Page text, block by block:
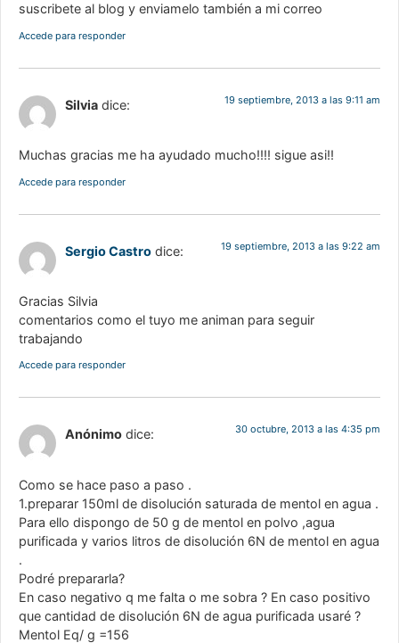
suscribete al blog y enviamelo también a mi correo
Accede para responder
Silvia dice: 19 septiembre, 2013 a las 9:11 am
Muchas gracias me ha ayudado mucho!!!! sigue asi!!
Accede para responder
Sergio Castro dice: 19 septiembre, 2013 a las 9:22 am
Gracias Silvia
comentarios como el tuyo me animan para seguir
trabajando
Accede para responder
Anónimo dice: 30 octubre, 2013 a las 4:35 pm
Como se hace paso a paso .
1.preparar 150ml de disolución saturada de mentol en agua .
Para ello dispongo de 50 g de mentol en polvo ,agua
purificada y varios litros de disolución 6N de mentol en agua
.
Podré prepararla?
En caso negativo q me falta o me sobra ? En caso positivo
que cantidad de disolución 6N de agua purificada usaré ?
Mentol Eq/ g =156